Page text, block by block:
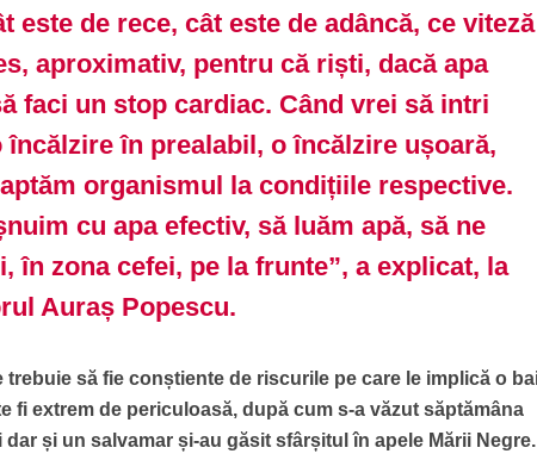
este de rece, cât este de adâncă, ce viteză
aproximativ, pentru că riști, dacă apa
faci un stop cardiac. Când vrei să intri
în prealabil, o încălzire ușoară,
organismul la condițiile respective.
cu apa efectiv, să luăm apă, să ne
în zona cefei, pe la frunte”, a explicat, la
Auraș Popescu.
trebuie să fie conștiente de riscurile pe care le implică o
fi extrem de periculoasă, după cum s-a văzut săptămâna
și un salvamar și-au găsit sfârșitul în apele Mării Negre.